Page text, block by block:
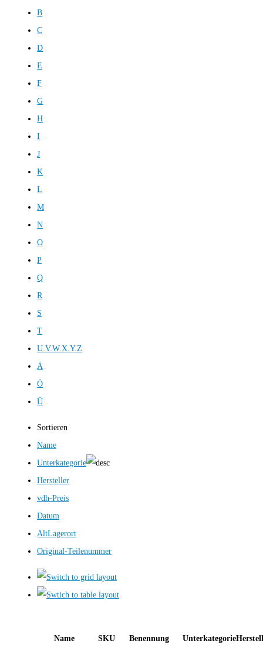
B
C
D
E
F
G
H
I
J
K
L
M
N
O
P
Q
R
S
T
U.V.W.X.Y.Z
Ä
Ö
Ü
Sortieren
Name
Unterkategorie
Hersteller
vdh-Preis
Datum
AltLagerort
Original-Teilenummer
Name SKU Benennung Unterkategorie